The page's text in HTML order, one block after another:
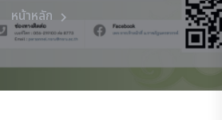
หน้าหลัก